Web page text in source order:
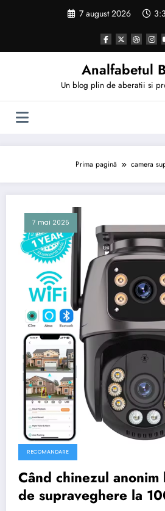
7 august 2026
Analfabetul
Un blog plin de aberatii si
Prima pagină camera
7 mai 2025
RECOMANDARE
Când chinezul anonim
de supraveghere la